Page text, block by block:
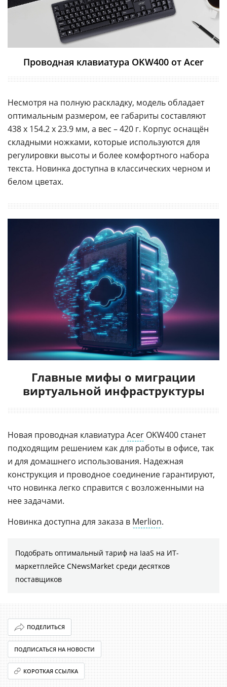
Проводная клавиатура OKW400 от Acer
Несмотря на полную раскладку, модель обладает
оптимальным размером, ее габариты составляют
438 x 154.2 x 23.9 мм, а вес – 420 г. Корпус оснащён
складными ножками, которые используются для
регулировки высоты и более комфортного набора
текста. Новинка доступна в классических черном и
белом цветах.
Главные мифы о миграции
виртуальной инфраструктуры
Новая проводная клавиатура Acer OKW400 станет
подходящим решением как для работы в офисе, так
и для домашнего использования. Надежная
конструкция и проводное соединение гарантируют,
что новинка легко справится с возложенными на
нее задачами.
Новинка доступна для заказа в Merlion.
Подобрать оптимальный тариф на IaaS на ИТ-
маркетплейсе CNewsMarket среди десятков
поставщиков
ПОДЕЛИТЬСЯ
ПОДПИСАТЬСЯ НА НОВОСТИ
КОРОТКАЯ ССЫЛКА